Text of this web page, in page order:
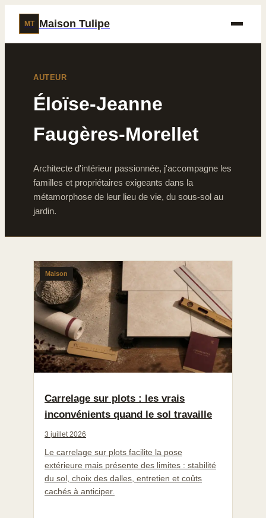
MT Maison Tulipe
AUTEUR
Éloïse-Jeanne
Faugères-Morellet
Architecte d'intérieur passionnée, j'accompagne les
familles et propriétaires exigeants dans la
métamorphose de leur lieu de vie, du sous-sol au
jardin.
Maison
Carrelage sur plots : les vrais
inconvénients quand le sol travaille
3 juillet 2026
Le carrelage sur plots facilite la pose
extérieure mais présente des limites : stabilité
du sol, choix des dalles, entretien et coûts
cachés à anticiper.